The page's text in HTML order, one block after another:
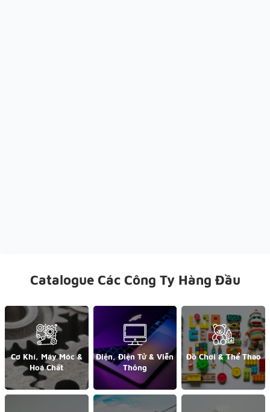
Catalogue Các Công Ty Hàng Đầu
Cơ Khí, Máy Móc &
Hoá Chất
Điện, Điện Tử & Viễn
Thông
Đồ Chơi & Thể Thao